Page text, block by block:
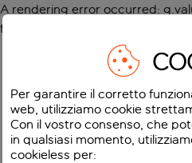
A rendering error occurred:
function
Per garantire il corretto
web, utilizziamo cookie
Con il vostro consenso, che
in qualsiasi momento,
cookieless per: